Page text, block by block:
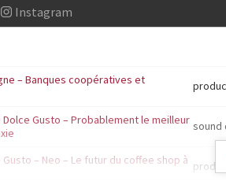
Instagram
– Banques coopératives et
Dolce Gusto – Probablement le meilleur sound
– Neo – Le futur du coffee shop à